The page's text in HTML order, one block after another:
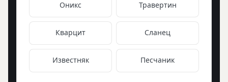
Оникс Травертин
Кварцит Сланец
Известняк Песчаник